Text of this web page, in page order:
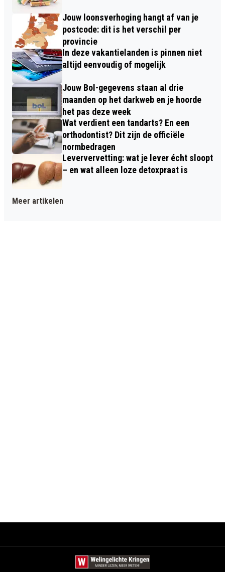
Jouw loonsverhoging hangt af van je
postcode: dit is het verschil per
provincie
In deze vakantielanden is pinnen niet
altijd eenvoudig of mogelijk
Jouw Bol-gegevens staan al drie
maanden op het darkweb en je hoorde
het pas deze week
Wat verdient een tandarts? En een
orthodontist? Dit zijn de officiële
normbedragen
Leververvetting: wat je lever écht sloopt
– en wat alleen loze detoxpraat is
Meer artikelen